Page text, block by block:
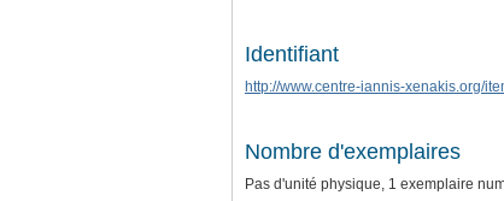
Identifiant
http://www.centre-iannis-xenakis.org/
Nombre d'exemplaires
Pas d'unité physique, 1 exemplaire